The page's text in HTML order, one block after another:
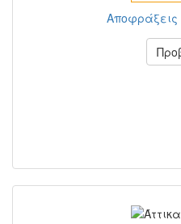
Αποφράξεις